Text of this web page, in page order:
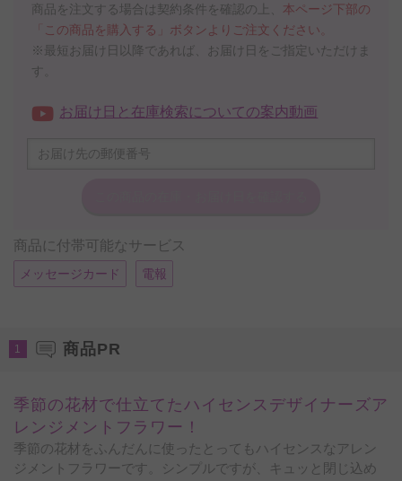
商品を注文する場合は契約条件を確認の上、 本ページ下部の
「この商品を購入する」ボタンよりご注文ください。
※最短お届け日以降であれば、お届け日をご指定いただけま
す。
お届け日と在庫検索についての案内動画
商品に付帯可能なサービス
メッセージカード 電報
1 商品PR
季節の花材で仕立てたハイセンスデザイナーズア
レンジメントフラワー！
季節の花材をふんだんに使ったとってもハイセンスなアレン
ジメントフラワーです。シンプルですが、キュッと閉じ込め